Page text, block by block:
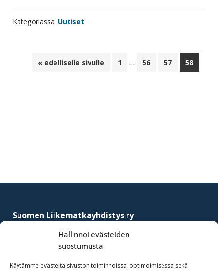
Hallinnoi evästeiden
suostumusta
Käytämme evästeitä sivuston toiminnoissa, optimoimisessa sekä
Kategoriassa: Uutiset
« Siirry
edelliselle sivulle Sivu
1
Välisivut
… Sivu
56 Sivu
57 Sivu
58
Suomen Liikematkayhdistys ry
Simonkatu 12 B 30